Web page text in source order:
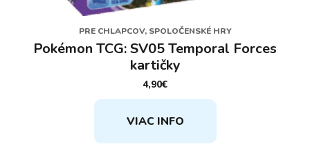
PRE CHLAPCOV, SPOLOČENSKÉ HRY
Pokémon TCG: SV05 Temporal Forces
kartičky
4,90€
VIAC INFO